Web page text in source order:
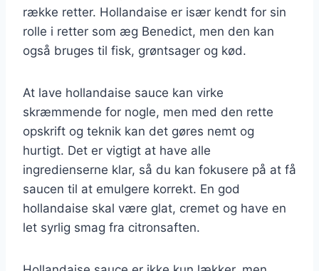
række retter. Hollandaise er især kendt for sin
rolle i retter som æg Benedict, men den kan
også bruges til fisk, grøntsager og kød.
At lave hollandaise sauce kan virke
skræmmende for nogle, men med den rette
opskrift og teknik kan det gøres nemt og
hurtigt. Det er vigtigt at have alle
ingredienserne klar, så du kan fokusere på at få
saucen til at emulgere korrekt. En god
hollandaise skal være glat, cremet og have en
let syrlig smag fra citronsaften.